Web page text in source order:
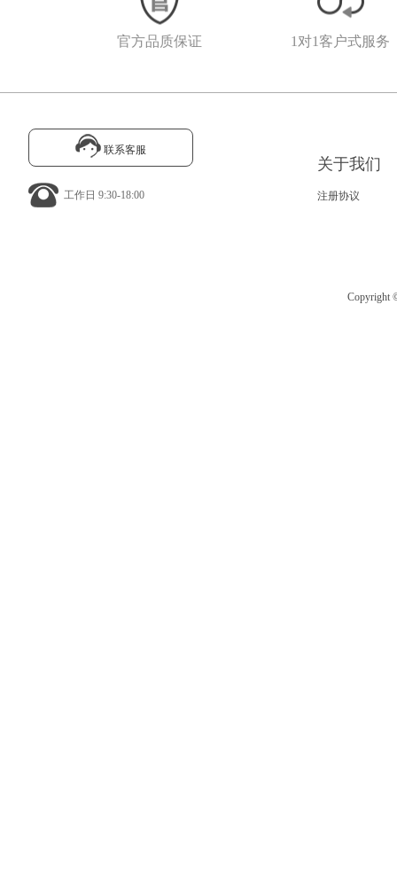
官方品质保证 1对1客户式服务
联系客服
工作日 9:30-18:00
关于我们
注册协议
Copyright